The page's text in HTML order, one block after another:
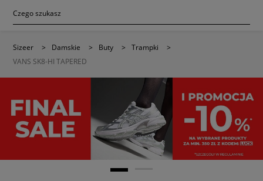
Sizeer > Damskie > Buty > Trampki
>
VANS SK8-HI TAPERED